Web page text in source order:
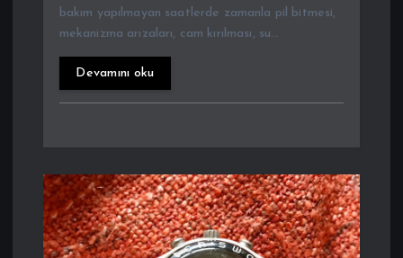
bakım yapılmayan saatlerde zamanla pil bitmesi,
mekanizma arızaları, cam kırılması, su…
Devamını oku